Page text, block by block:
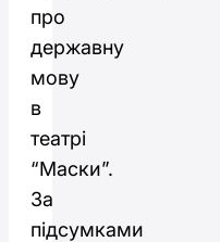
про
державну
мову
в
театрі
“Маски”.
За
підсумками